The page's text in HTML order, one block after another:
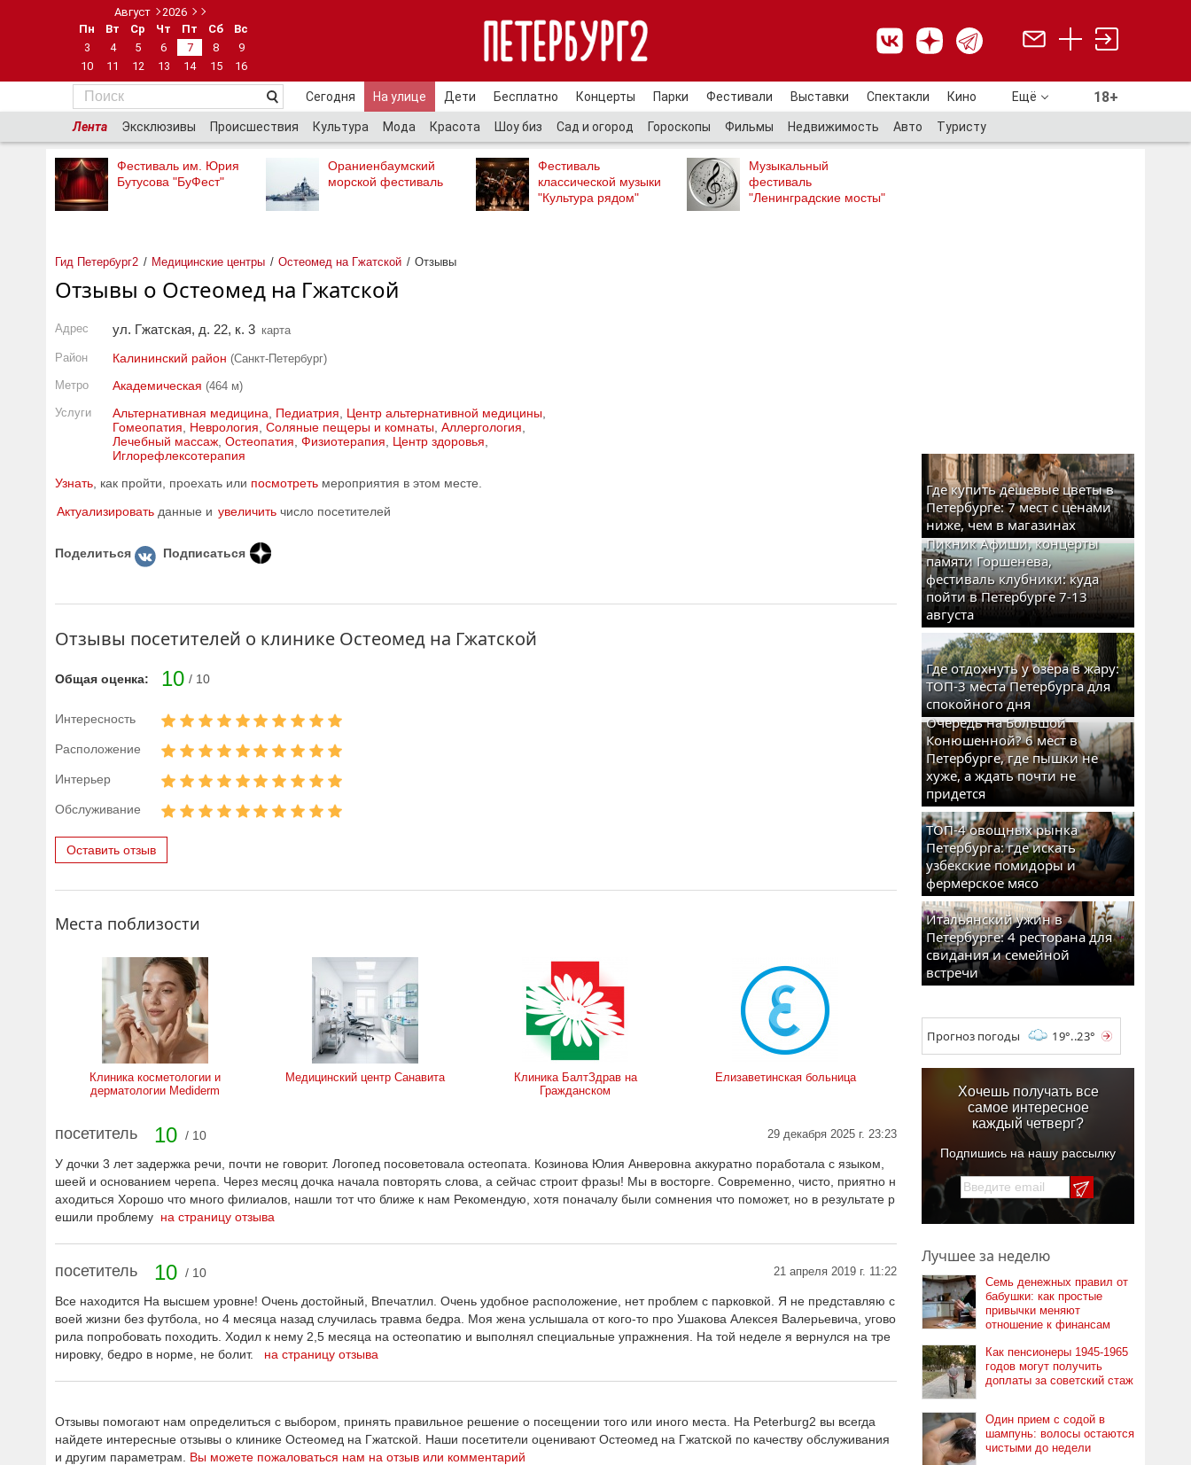
Август
2026
Пн
Вт Ср Чт Пт Сб
Вс
3
4 5 6 7 8
9
10
11 12 13 14 15 16
Сегодня На улице Дети Бесплатно Концерты Парки Фестивали Выставки Спектакли Кино Ещё 18+
Лента Эксклюзивы Происшествия Культура Мода Красота Шоу биз Сад и огород Гороскопы Фильмы Недвижимость Авто Туристу
Фестиваль им. Юрия
Бутусова "БуФест"
Ораниенбаумский
морской фестиваль
Фестиваль
классической музыки
"Культура рядом"
Музыкальный
фестиваль
"Ленинградские мосты"
Гид Петербург2 Медицинские центры Остеомед на Гжатской Отзывы
Отзывы о Остеомед на Гжатской
Адрес ул. Гжатская, д. 22, к. 3 карта
Район Калининский район (Санкт-Петербург)
Метро
Академическая (464 м)
Услуги
Альтернативная медицина Педиатрия Центр альтернативной медицины
Гомеопатия
Неврология Соляные пещеры и комнаты Аллергология
Лечебный массаж Остеопатия Физиотерапия Центр здоровья
Иглорефлексотерапия
Узнать , как пройти, проехать или посмотреть мероприятия в этом месте.
Актуализировать данные и увеличить число посетителей
Поделиться Подписаться
Отзывы посетителей о клинике Остеомед на Гжатской
Общая оценка: 10 / 10
Интересность
Расположение
Интерьер
Обслуживание
Оставить отзыв
Места поблизости
Клиника косметологии и
дерматологии Mediderm
Медицинский центр Санавита
Клиника БалтЗдрав на
Гражданском
Елизаветинская больница
посетитель 10 / 10 29 декабря 2025 г. 23:23
У дочки 3 лет задержка речи, почти не говорит. Логопед посоветовала остеопата. Козинова Юлия Анверовна аккуратно поработала с языком,
шеей и основанием черепа. Через месяц дочка начала повторять слова, а сейчас строит фразы! Мы в восторге. Современно, чисто, приятно н
аходиться Хорошо что много филиалов, нашли тот что ближе к нам Рекомендую, хотя поначалу были сомнения что поможет, но в результате р
ешили проблему на страницу отзыва
посетитель 10 / 10 21 апреля 2019 г. 11:22
Все находится На высшем уровне! Очень достойный, Впечатлил. Очень удобное расположение, нет проблем с парковкой. Я не представляю с
воей жизни без футбола, но 4 месяца назад случилась травма бедра. Моя жена услышала от кого-то про Ушакова Алексея Валерьевича, угово
рила попробовать походить. Ходил к нему 2,5 месяца на остеопатию и выполнял специальные упражнения. На той неделе я вернулся на тре
нировку, бедро в норме, не болит. на страницу отзыва
Отзывы помогают нам определиться с выбором, принять правильное решение о посещении того или иного места. На Peterburg2 вы всегда
найдете интересные отзывы о клинике Остеомед на Гжатской. Наши посетители оценивают Остеомед на Гжатской по качеству обслуживания
и другим параметрам. Вы можете пожаловаться нам на отзыв или комментарий
Где купить дешевые цветы в
Петербурге: 7 мест с ценами
ниже, чем в магазинах
Пикник Афиши, концерты
памяти Горшенева,
фестиваль клубники: куда
пойти в Петербурге 7-13
августа
Где отдохнуть у озера в жару:
ТОП-3 места Петербурга для
спокойного дня
Очередь на Большой
Конюшенной? 6 мест в
Петербурге, где пышки не
хуже, а ждать почти не
придется
ТОП-4 овощных рынка
Петербурга: где искать
узбекские помидоры и
фермерское мясо
Итальянский ужин в
Петербурге: 4 ресторана для
свидания и семейной
встречи
Прогноз погоды 19°..23°
Хочешь получать все
самое интересное
каждый четверг?
Подпишись на нашу рассылку
Лучшее за неделю
Семь денежных правил от
бабушки: как простые
привычки меняют
отношение к финансам
Как пенсионеры 1945-1965
годов могут получить
доплаты за советский стаж
Один прием с содой в
шампунь: волосы остаются
чистыми до недели